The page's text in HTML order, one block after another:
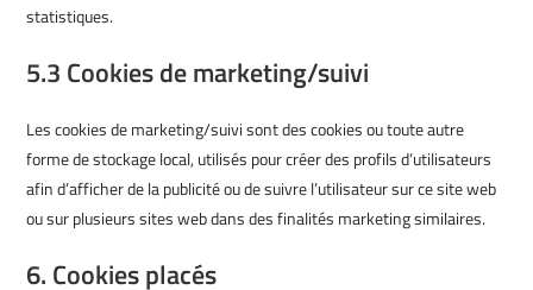
statistiques.
5.3 Cookies de marketing/suivi
Les cookies de marketing/suivi sont des cookies ou toute autre
forme de stockage local, utilisés pour créer des profils d’utilisateurs
afin d’afficher de la publicité ou de suivre l’utilisateur sur ce site web
ou sur plusieurs sites web dans des finalités marketing similaires.
6. Cookies placés